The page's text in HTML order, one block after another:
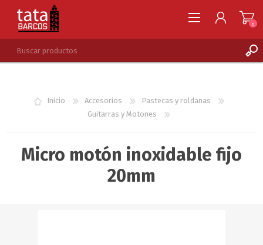
LISTA DE DESEOS
0
Inicio Accesorios
Pastecas y roldanas
Guitarras y Motones
Micro motón inoxidable fijo
20mm